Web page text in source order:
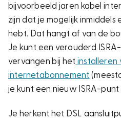
bijvoorbeeld jaren kabel
zijn dat je mogelijk
hebt. Dat hangt af van de
Je kunt een verouderd
vervangen bij het installeren
internetabonnement
je kunt een nieuw ISRA-punt
Je herkent het DSL